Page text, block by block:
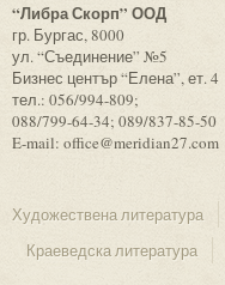
“Либра Скорп” ООД
гр. Бургас, 8000
ул. “Съединение” №5
Бизнес център “Елена”, ет. 4
тел.: 056/994-809;
088/799-64-34; 089/837-85-50
E-mail: office@meridian27.com
Художествена литература
Краеведска литература